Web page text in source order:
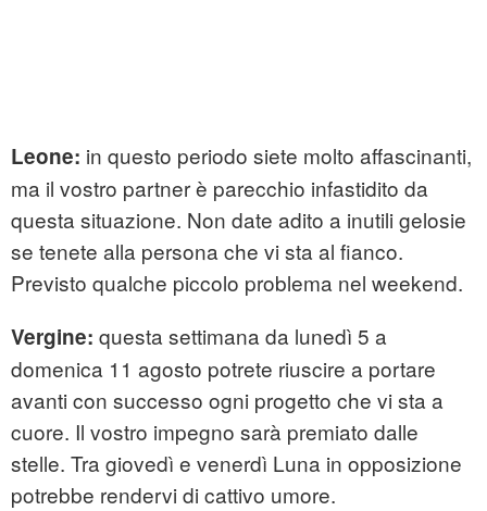
Leone: in questo periodo siete molto affascinanti,
ma il vostro partner è parecchio infastidito da
questa situazione. Non date adito a inutili gelosie
se tenete alla persona che vi sta al fianco.
Previsto qualche piccolo problema nel weekend.
Vergine: questa settimana da lunedì 5 a
domenica 11 agosto potrete riuscire a portare
avanti con successo ogni progetto che vi sta a
cuore. Il vostro impegno sarà premiato dalle
stelle. Tra giovedì e venerdì Luna in opposizione
potrebbe rendervi di cattivo umore.